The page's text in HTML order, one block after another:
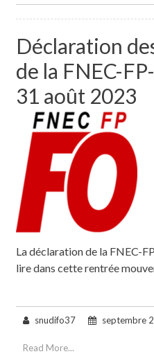
Déclaration
de la FNEC-
31 août 2023
La déclaration de la FNEC-
lire dans cette rentrée
snudifo37 septembre
Read More...